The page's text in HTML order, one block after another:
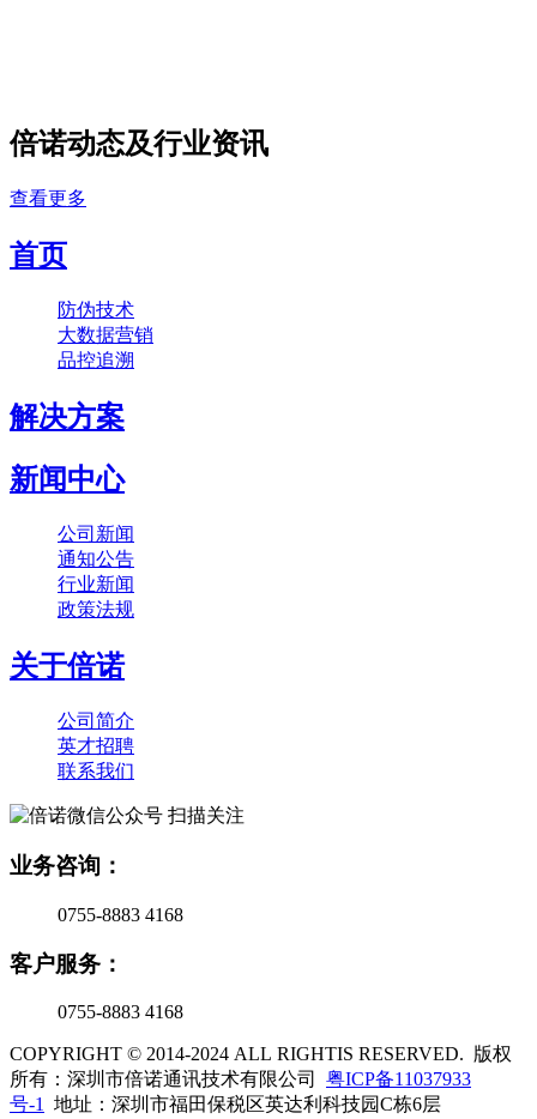
倍诺动态及行业资讯
查看更多
首页
防伪技术
大数据营销
品控追溯
解决方案
新闻中心
公司新闻
通知公告
行业新闻
政策法规
关于倍诺
公司简介
英才招聘
联系我们
扫描关注
业务咨询：
0755-8883 4168
客户服务：
0755-8883 4168
COPYRIGHT © 2014-2024 ALL RIGHTIS RESERVED. 版权
所有：深圳市倍诺通讯技术有限公司 粤ICP备11037933
号-1
地址：深圳市福田保税区英达利科技园C栋6层